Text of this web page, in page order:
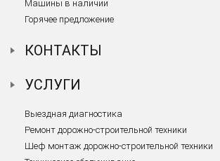
Машины в наличии
Горячее предложение
КОНТАКТЫ
УСЛУГИ
Выездная диагностика
Ремонт дорожно-строительной техники
Шеф монтаж дорожно-строительной техники